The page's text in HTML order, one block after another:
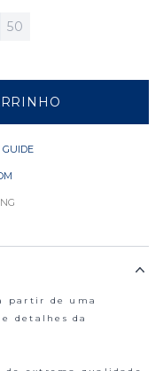
50
partir de uma
detalhes da